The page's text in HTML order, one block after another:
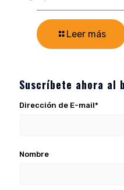
Leer más
Suscríbete ahora al
Dirección de E-mail*
Nombre